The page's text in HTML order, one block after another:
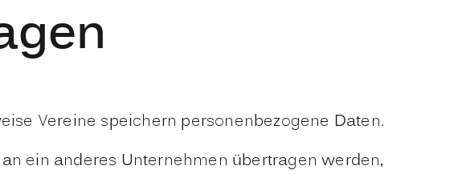
Vereine speichern personenbezogene Daten.
ein anderes Unternehmen übertragen werden,